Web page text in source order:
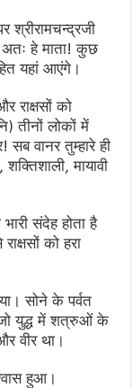
श्रीरामचन्द्रजी
हे माता! कुछ
यहां आएंगे।
राक्षसों को
तीनों लोकों में
वानर तुम्हारे ही
मायावी
संदेह होता है
को हरा
सोने के पर्वत
युद्ध में शत्रुओं के
वीर था।
हुआ।